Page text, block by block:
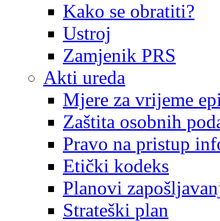
Kako se obratiti?
Ustroj
Zamjenik PRS
Akti ureda
Mjere za vrijeme
Zaštita osobnih
Pravo na pristup
Etički kodeks
Planovi
Strateški plan